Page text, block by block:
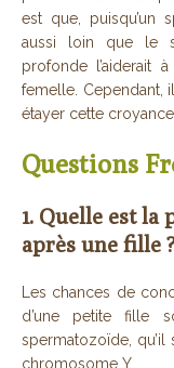
est que, puisqu’un
aussi loin que le
profonde l’aiderait
femelle. Cependant,
étayer cette croyance.
Questions
1. Quelle est
après une fille
Les chances de
d’une petite fille
spermatozoïde, qu’il
chromosome Y.